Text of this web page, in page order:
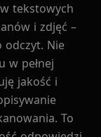
tekstowych
i zdjęć –
odczyt. Nie
w pełnej
jakość i
To